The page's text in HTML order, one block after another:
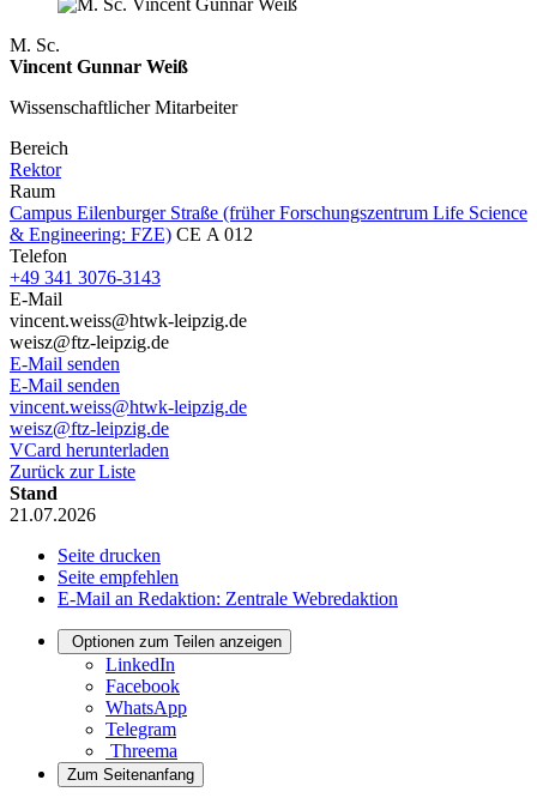
M. Sc.
Vincent Gunnar Weiß
Wissenschaftlicher Mitarbeiter
Bereich
Rektor
Raum
Campus Eilenburger Straße (früher Forschungszentrum Life Science
& Engineering: FZE) CE A 012
Telefon
+49 341 3076-3143
E-Mail
vincent.weiss@htwk-leipzig.de
weisz@ftz-leipzig.de
E-Mail senden
E-Mail senden
vincent.weiss@htwk-leipzig.de
weisz@ftz-leipzig.de
VCard herunterladen
Zurück zur Liste
Stand
21.07.2026
Seite drucken
Seite empfehlen
E-Mail an Redaktion: Zentrale Webredaktion
Optionen zum Teilen anzeigen
LinkedIn
Facebook
WhatsApp
Telegram
Threema
Zum Seitenanfang